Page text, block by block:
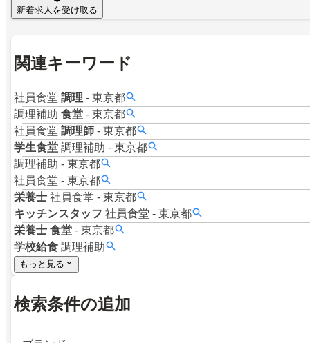
新着求人を受け取る
関連キーワード
社員食堂 調理 - 東京都
調理補助 食堂 - 東京都
社員食堂 調理師 - 東京都
学生食堂 調理補助 - 東京都
調理補助 - 東京都
社員食堂 - 東京都
栄養士 社員食堂 - 東京都
キッチンスタッフ 社員食堂 - 東京都
栄養士 食堂 - 東京都
学校給食 調理補助
もっと見る
検索条件の追加